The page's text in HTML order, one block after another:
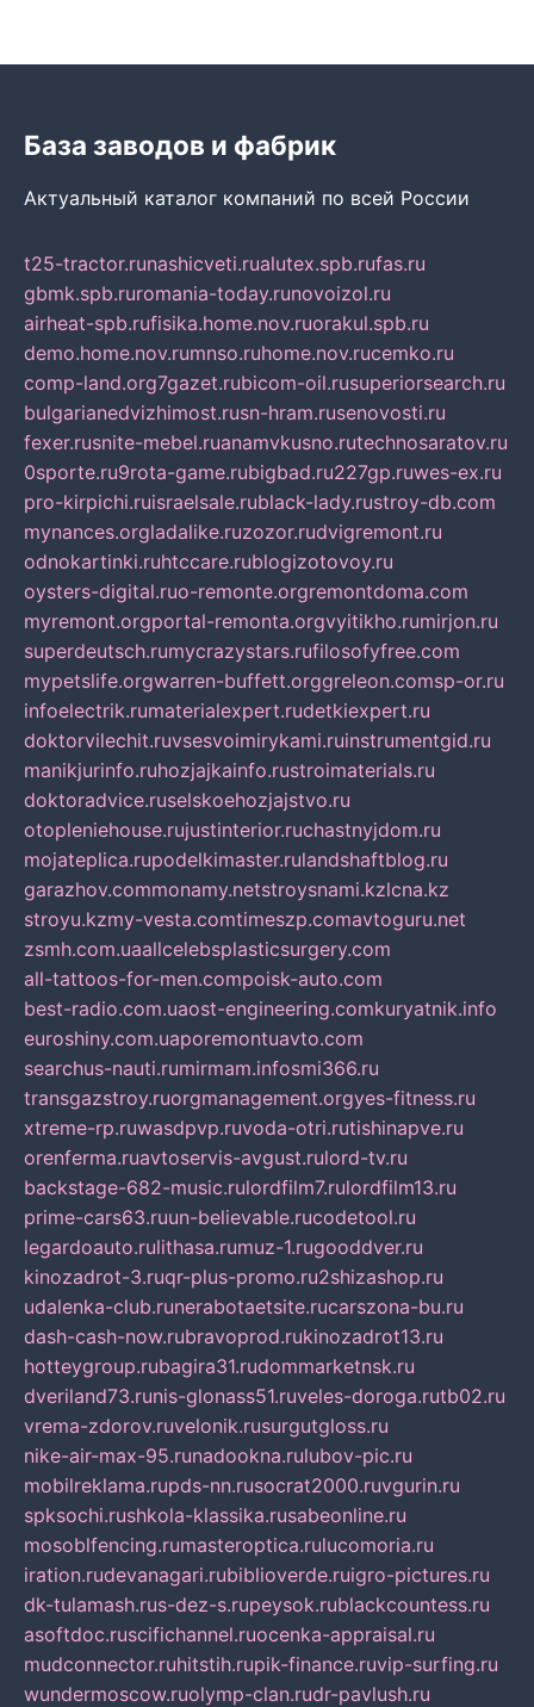
База заводов и фабрик
Актуальный каталог компаний по всей России
t25-tractor.runashicveti.rualutex.spb.rufas.ru
gbmk.spb.ruromania-today.runovoizol.ru
airheat-spb.rufisika.home.nov.ruorakul.spb.ru
demo.home.nov.rumnso.ruhome.nov.rucemko.ru
comp-land.org7gazet.rubicom-oil.rusuperiorsearch.ru
bulgarianedvizhimost.rusn-hram.rusenovosti.ru
fexer.rusnite-mebel.ruanamvkusno.rutechnosaratov.ru
0sporte.ru9rota-game.rubigbad.ru227gp.ruwes-ex.ru
pro-kirpichi.ruisraelsale.rublack-lady.rustroy-db.com
mynances.orgladalike.ruzozor.rudvigremont.ru
odnokartinki.ruhtccare.rublogizotovoy.ru
oysters-digital.ruo-remonte.orgremontdoma.com
myremont.orgportal-remonta.orgvyitikho.rumirjon.ru
superdeutsch.rumycrazystars.rufilosofyfree.com
mypetslife.orgwarren-buffett.orggreleon.comsp-or.ru
infoelectrik.rumaterialexpert.rudetkiexpert.ru
doktorvilechit.ruvsesvoimirykami.ruinstrumentgid.ru
manikjurinfo.ruhozjajkainfo.rustroimaterials.ru
doktoradvice.ruselskoehozjajstvo.ru
otopleniehouse.rujustinterior.ruchastnyjdom.ru
mojateplica.rupodelkimaster.rulandshaftblog.ru
garazhov.commonamy.netstroysnami.kzlcna.kz
stroyu.kzmy-vesta.comtimeszp.comavtoguru.net
zsmh.com.uaallcelebsplasticsurgery.com
all-tattoos-for-men.compoisk-auto.com
best-radio.com.uaost-engineering.comkuryatnik.info
euroshiny.com.uaporemontuavto.com
searchus-nauti.rumirmam.infosmi366.ru
transgazstroy.ruorgmanagement.orgyes-fitness.ru
xtreme-rp.ruwasdpvp.ruvoda-otri.rutishinapve.ru
orenferma.ruavtoservis-avgust.rulord-tv.ru
backstage-682-music.rulordfilm7.rulordfilm13.ru
prime-cars63.ruun-believable.rucodetool.ru
legardoauto.rulithasa.rumuz-1.rugooddver.ru
kinozadrot-3.ruqr-plus-promo.ru2shizashop.ru
udalenka-club.runerabotaetsite.rucarszona-bu.ru
dash-cash-now.rubravoprod.rukinozadrot13.ru
hotteygroup.rubagira31.rudommarketnsk.ru
dveriland73.runis-glonass51.ruveles-doroga.rutb02.ru
vrema-zdorov.ruvelonik.rusurgutgloss.ru
nike-air-max-95.runadookna.rulubov-pic.ru
mobilreklama.rupds-nn.rusocrat2000.ruvgurin.ru
spksochi.rushkola-klassika.rusabeonline.ru
mosoblfencing.rumasteroptica.rulucomoria.ru
iration.rudevanagari.rubiblioverde.ruigro-pictures.ru
dk-tulamash.rus-dez-s.rupeysok.rublackcountess.ru
asoftdoc.ruscifichannel.ruocenka-appraisal.ru
mudconnector.ruhitstih.rupik-finance.ruvip-surfing.ru
wundermoscow.ruolymp-clan.rudr-pavlush.ru